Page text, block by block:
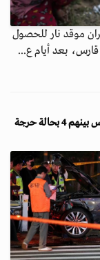
موقد نار للحصول
بعد أيام ع...